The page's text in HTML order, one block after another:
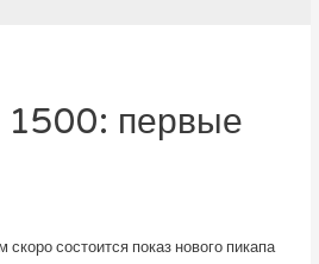
первые
состоится показ нового пикапа